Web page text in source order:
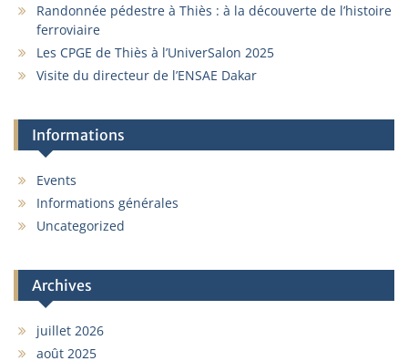
Randonnée pédestre à Thiès : à la découverte de l’histoire
ferroviaire
Les CPGE de Thiès à l’UniverSalon 2025
Visite du directeur de l’ENSAE Dakar
Informations
Events
Informations générales
Uncategorized
Archives
juillet 2026
août 2025